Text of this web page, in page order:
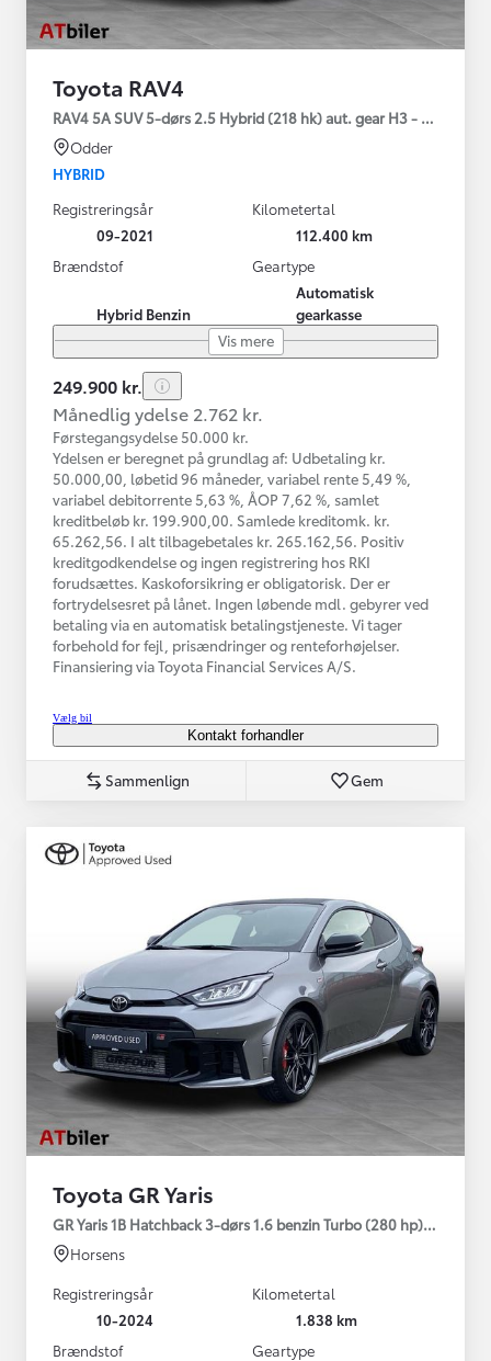
Toyota RAV4
RAV4 5A SUV 5-dørs 2.5 Hybrid (218 hk) aut. gear H3 - Comfort
Odder
HYBRID
Registreringsår
09-2021
Kilometertal
112.400 km
Brændstof
Hybrid Benzin
Geartype
Automatisk
gearkasse
Vis mere
249.900 kr.
Månedlig ydelse 2.762 kr.
Førstegangsydelse 50.000 kr.
Ydelsen er beregnet på grundlag af: Udbetaling kr.
50.000,00, løbetid 96 måneder, variabel rente 5,49 %,
variabel debitorrente 5,63 %, ÅOP 7,62 %, samlet
kreditbeløb kr. 199.900,00. Samlede kreditomk. kr.
65.262,56. I alt tilbagebetales kr. 265.162,56. Positiv
kreditgodkendelse og ingen registrering hos RKI
forudsættes. Kaskoforsikring er obligatorisk. Der er
fortrydelsesret på lånet. Ingen løbende mdl. gebyrer ved
betaling via en automatisk betalingstjeneste. Vi tager
forbehold for fejl, prisændringer og renteforhøjelser.
Finansiering via Toyota Financial Services A/S.
Vælg bil
Kontakt forhandler
Sammenlign Gem
Toyota GR Yaris
GR Yaris 1B Hatchback 3-dørs 1.6 benzin Turbo (280 hp) Aut.
Horsens
Registreringsår
10-2024
Kilometertal
1.838 km
Brændstof
Geartype